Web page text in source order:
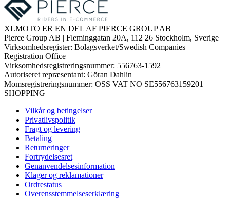
XLMOTO ER EN DEL AF PIERCE GROUP AB
Pierce Group AB | Fleminggatan 20A, 112 26 Stockholm, Sverige
Virksomhedsregister: Bolagsverket/Swedish Companies
Registration Office
Virksomhedsregistreringsnummer: 556763-1592
Autoriseret repræsentant: Göran Dahlin
Momsregistreringsnummer: OSS VAT NO SE556763159201
SHOPPING
Vilkår og betingelser
Privatlivspolitik
Fragt og levering
Betaling
Returneringer
Fortrydelsesret
Genanvendelsesinformation
Klager og reklamationer
Ordrestatus
Overensstemmelseserklæring